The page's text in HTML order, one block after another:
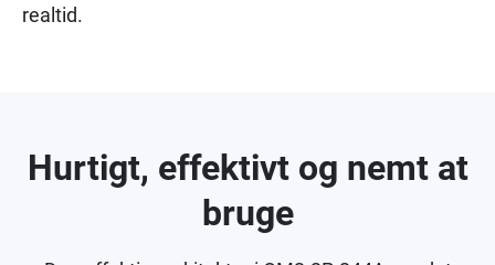
realtid.
Hurtigt, effektivt og nemt at
bruge